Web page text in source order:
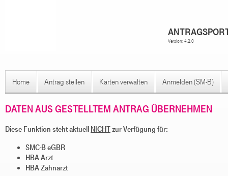
Version: 4.2.0
Home Antrag stellen Karten verwalten Anmelden (SM-B)
DATEN AUS GESTELLTEM ANTRAG ÜBERNEHMEN
Diese Funktion steht aktuell NICHTzur Verfügung für:
SMC-B eGBR
HBA Arzt
HBA Zahnarzt